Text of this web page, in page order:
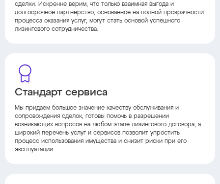
сделки. Искренне верим, что только взаимная выгода и
долгосрочное партнерство, основанное на полной прозрачности
процесса оказания услуг, могут стать основой успешного
лизингового сотрудничества.
Стандарт сервиса
Мы придаем большое значение качеству обслуживания и
сопровождения сделок, готовы помочь в разрешении
возникающих вопросов на любом этапе лизингового договора, а
широкий перечень услуг и сервисов позволит упростить
процесс использования имущества и снизит риски при его
эксплуатации.